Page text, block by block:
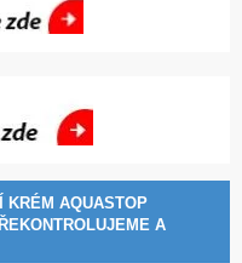
KRÉM AQUASTOP
A